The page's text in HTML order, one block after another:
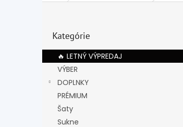
ý
p
kategórie
Kategórie
🔥 LETNÝ VÝPREDAJ
VÝBER
DOPLNKY
PRÉMIUM
Šaty
Sukne